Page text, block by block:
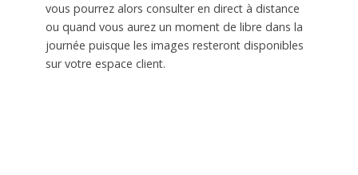
vous pourrez alors consulter en direct à distance
ou quand vous aurez un moment de libre dans la
journée puisque les images resteront disponibles
sur votre espace client.